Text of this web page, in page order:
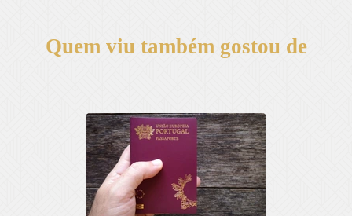
Quem viu também gostou de